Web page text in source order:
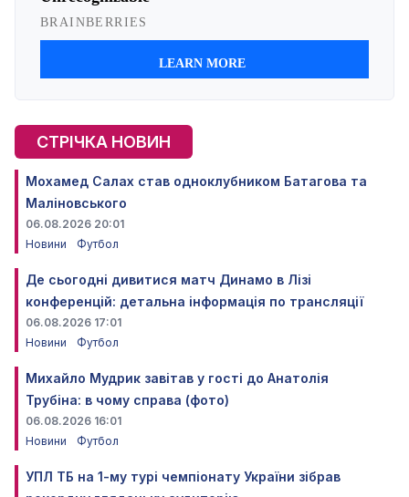
СТРІЧКА НОВИН
Мохамед Салах став одноклубником Батагова та
Маліновського
06.08.2026 20:01
Новини
Футбол
Де сьогодні дивитися матч Динамо в Лізі
конференцій: детальна інформація по трансляції
06.08.2026 17:01
Новини
Футбол
Михайло Мудрик завітав у гості до Анатолія
Трубіна: в чому справа (фото)
06.08.2026 16:01
Новини
Футбол
УПЛ ТБ на 1-му турі чемпіонату України зібрав